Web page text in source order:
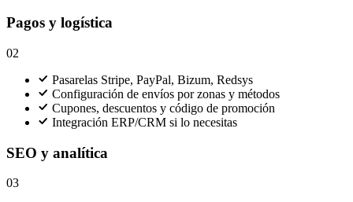
Pagos y logística
02
Pasarelas Stripe, PayPal, Bizum, Redsys
Configuración de envíos por zonas y métodos
Cupones, descuentos y código de promoción
Integración ERP/CRM si lo necesitas
SEO y analítica
03